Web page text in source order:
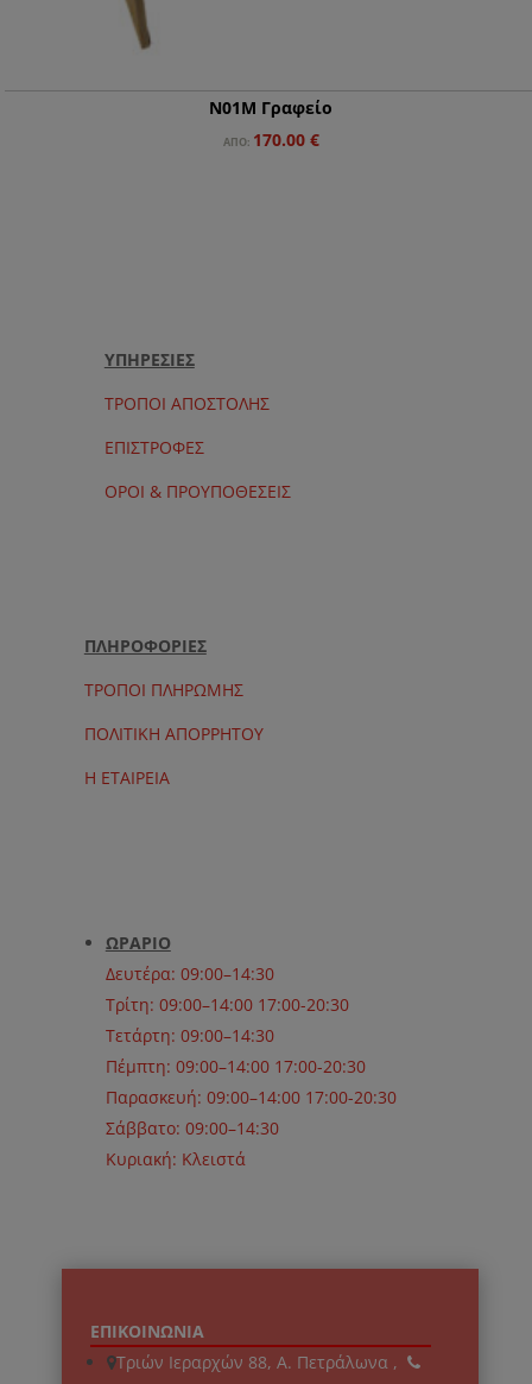
Ν01Μ Γραφείο
ΑΠΌ: 170.00 €
ΥΠΗΡΕΣΙΕΣ
ΤΡΟΠΟΙ ΑΠΟΣΤΟΛΗΣ
ΕΠΙΣΤΡΟΦΕΣ
ΟΡΟΙ & ΠΡΟΥΠΟΘΕΣΕΙΣ
ΠΛΗΡΟΦΟΡΙΕΣ
ΤΡΟΠΟΙ ΠΛΗΡΩΜΗΣ
ΠΟΛΙΤΙΚΗ ΑΠΟΡΡΗΤΟΥ
Η ΕΤΑΙΡΕΙΑ
ΩΡΑΡΙΟ
Δευτέρα: 09:00–14:30
Τρίτη: 09:00–14:00 17:00-20:30
Τετάρτη: 09:00–14:30
Πέμπτη: 09:00–14:00 17:00-20:30
Παρασκευή: 09:00–14:00 17:00-20:30
Σάββατο: 09:00–14:30
Κυριακή: Κλειστά
ΕΠΙΚΟΙΝΩΝΙΑ
Τριών Ιεραρχών 88, Α. Πετράλωνα ,